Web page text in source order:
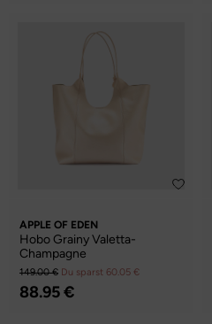
APPLE OF EDEN
Hobo Grainy Valetta-
Champagne
149.00 € Du sparst 60.05 €
88.95 €